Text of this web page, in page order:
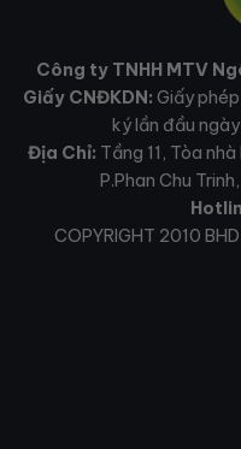
Công ty TNHH MTV
Giấy CNĐKDN: Giấy
ký lần đầu
Địa Chỉ: Tầng 11, Tòa
P.Phan Chu
COPYRIGHT 2010